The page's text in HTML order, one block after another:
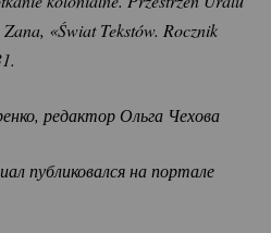
«Świat Tekstów. Rocznik
редактор Ольга Чехова